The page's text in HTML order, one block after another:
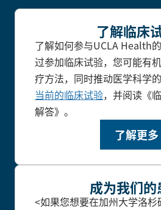
了解临床
了解如何参与UCLA Health
过参加临床试验，您可能有
疗方法，同时推动医学科学的
当前的临床试验，并阅读《
解答》。
了解更多
成为我们的
<如果您想要在加州大学洛